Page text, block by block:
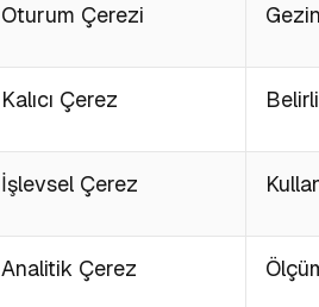
Oturum Çerezi
Kalıcı Çerez
İşlevsel Çerez
Analitik Çerez